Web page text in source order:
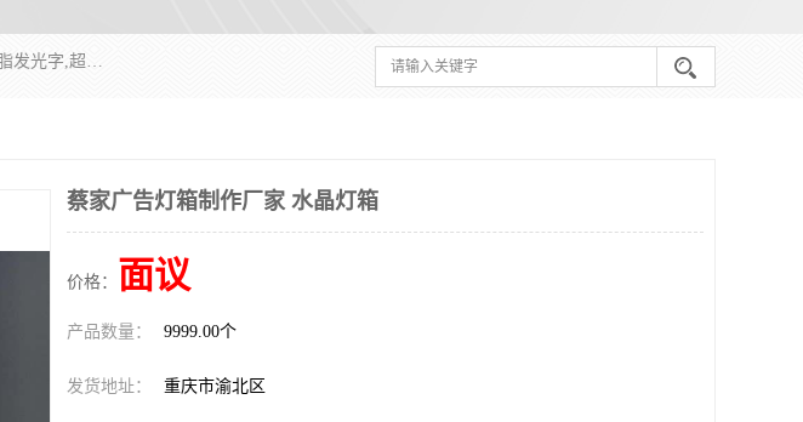
重庆润乔广告有限公司是一家集重庆广告制作,重庆标识标牌,亚克力发光字,led发光字,树脂发光字,超薄灯箱,拉布灯箱,吸塑灯箱,门头招牌,企业形象墙,写真喷绘,x展架,拉网展架,广告展架,条幅,锦旗设计,制作,施工,维护为一体的专业化广告公司.
蔡家广告灯箱制作厂家 水晶灯箱
价格： 面议
产品数量： 9999.00个
发货地址： 重庆市渝北区